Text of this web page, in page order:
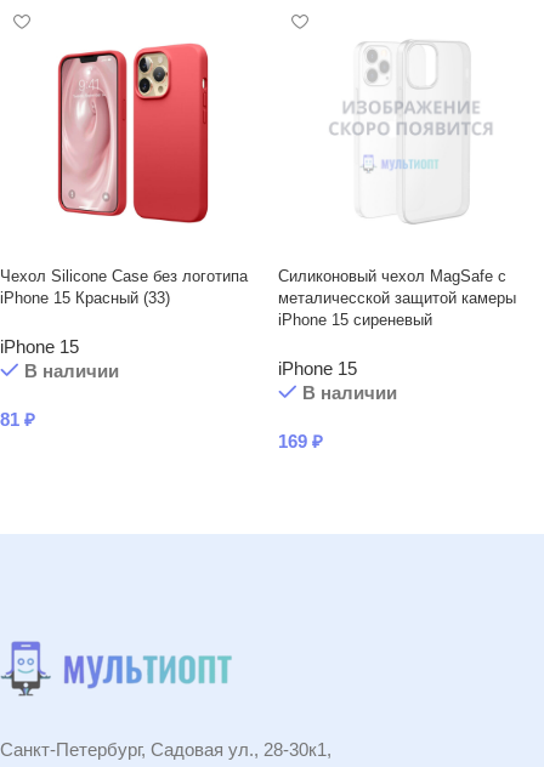
Чехол Silicone Case без логотипа
iPhone 15 Красный (33)
iPhone 15
В наличии
81 ₽
Силиконовый чехол MagSafe с
металичесской защитой камеры
iPhone 15 сиреневый
iPhone 15
В наличии
169 ₽
Санкт-Петербург, Садовая ул., 28-30к1,